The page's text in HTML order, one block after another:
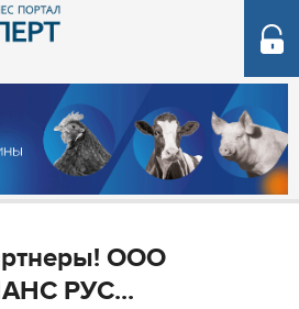
OOO
РУС...